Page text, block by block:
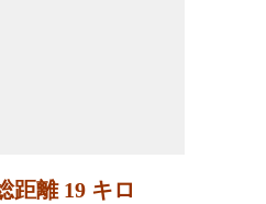
距離 19 キロ